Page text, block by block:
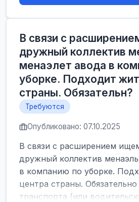
В связи с
дружный коллектив
менаэлет авода в
уборке. Подходит
страны. Обязательн?
Требуются
Опубликовано: 07.10.2025
В связи с расширением
дружный коллектив
в компанию по уборке.
центра страны. Обязательно
транспорта (или